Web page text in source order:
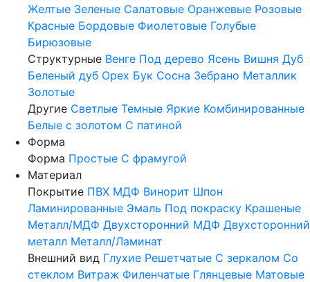
Желтые Зеленые Салатовые Оранжевые Розовые
Красные Бордовые Фиолетовые Голубые
Бирюзовые
Структурные Венге Под дерево Ясень Вишня Дуб
Беленый дуб Орех Бук Сосна Зебрано Металлик
Золотые
Другие Светлые Темные Яркие Комбинированные
Белые с золотом С патиной
Форма
Форма Простые С фрамугой
Материал
Покрытие ПВХ МДФ Винорит Шпон
Ламинированные Эмаль Под покраску Крашеные
Металл/МДФ Двухсторонний МДФ Двухсторонний
металл Металл/Ламинат
Внешний вид Глухие Решетчатые С зеркалом Со
стеклом Витраж Филенчатые Глянцевые Матовые